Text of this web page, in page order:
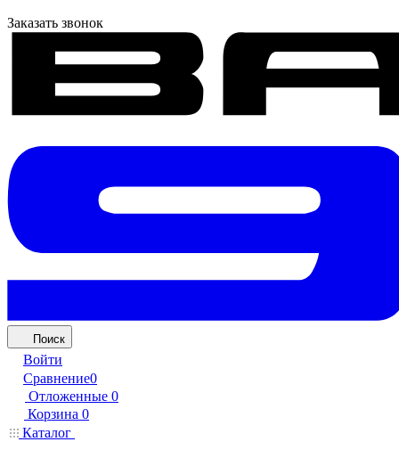
Заказать звонок
Поиск
Войти
Сравнение0
Отложенные 0
Корзина 0
Каталог